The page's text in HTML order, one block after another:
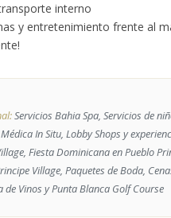
interno
y entretenimiento frente al
Servicios Bahia Spa, Servicios de
In Situ, Lobby Shops y
Fiesta Dominicana en Pueblo
Village, Paquetes de Boda,
de Vinos y Punta Blanca Golf Course